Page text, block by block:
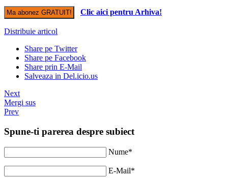
Clic aici pentru Arhiva!
Distribuie articol
Share pe Twitter
Share pe Facebook
Share prin E-Mail
Salveaza in Del.icio.us
Next
Mergi sus
Prev
Spune-ti parerea despre subiect
Nume*
E-Mail*